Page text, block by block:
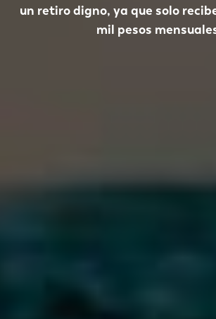
un retiro digno, ya que solo
mil pesos